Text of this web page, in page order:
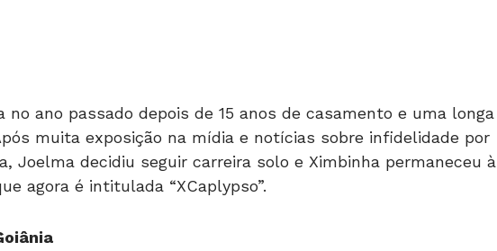
no ano passado depois de 15 anos de casamento e uma longa
muita exposição na mídia e notícias sobre infidelidade por
Joelma decidiu seguir carreira solo e Ximbinha permaneceu à
agora é intitulada “XCaplypso”.